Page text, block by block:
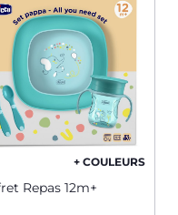
+ COULEURS
Repas 12m+